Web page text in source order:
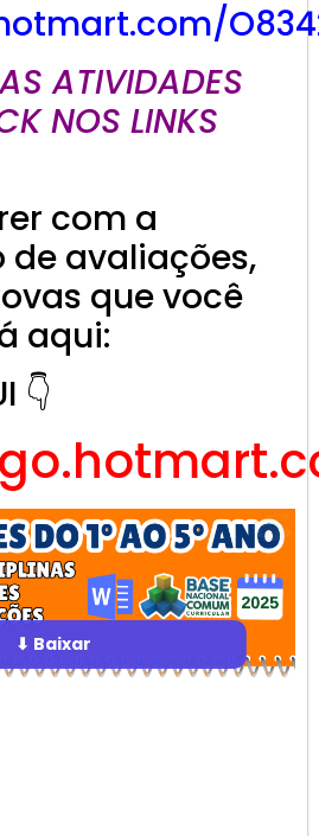
ATIVIDADES
NOS LINKS
com a
avaliações,
que você
aqui:
👇
⬇ Baixar